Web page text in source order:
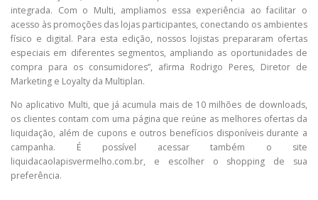
integrada. Com o Multi, ampliamos essa experiência ao facilitar o
acesso às promoções das lojas participantes, conectando os ambientes
físico e digital. Para esta edição, nossos lojistas prepararam ofertas
especiais em diferentes segmentos, ampliando as oportunidades de
compra para os consumidores”, afirma Rodrigo Peres, Diretor de
Marketing e Loyalty da Multiplan.
No aplicativo Multi, que já acumula mais de 10 milhões de downloads,
os clientes contam com uma página que reúne as melhores ofertas da
liquidação, além de cupons e outros benefícios disponíveis durante a
campanha. É possível acessar também o site
liquidacaolapisvermelho.com.br, e escolher o shopping de sua
preferência.